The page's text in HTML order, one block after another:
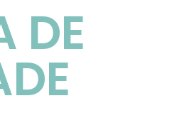
DE